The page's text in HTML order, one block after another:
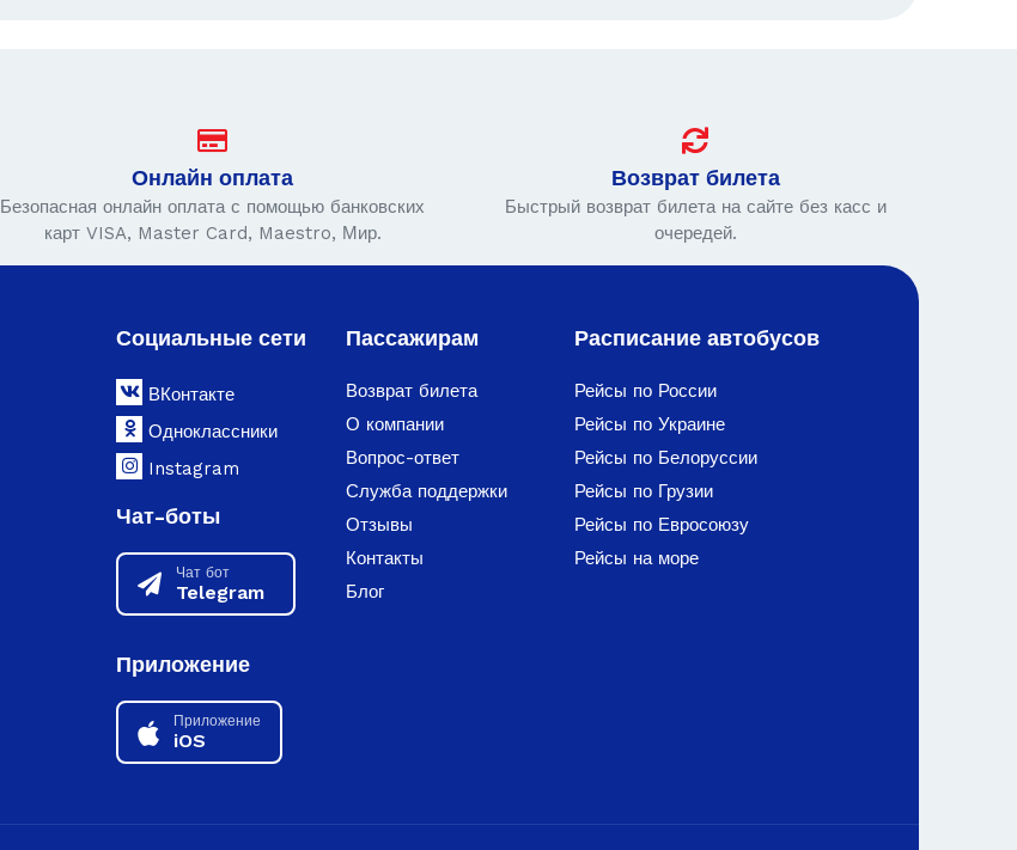
Онлайн оплата
Безопасная онлайн оплата с помощью банковских
карт VISA, Master Card, Maestro, Мир.
Возврат билета
Быстрый возврат билета на сайте без касс и
очередей.
Социальные сети
ВКонтакте
Одноклассники
Instagram
Чат-боты
Чат бот
Telegram
Приложение
Приложение
iOS
Пассажирам
Возврат билета
О компании
Вопрос-ответ
Служба поддержки
Отзывы
Контакты
Блог
Расписание автобусов
Рейсы по России
Рейсы по Украине
Рейсы по Белоруссии
Рейсы по Грузии
Рейсы по Евросоюзу
Рейсы на море